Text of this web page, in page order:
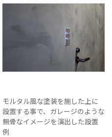
モルタル風な塗装を施した上に
設置する事で、ガレージのような
無骨なイメージを演出した設置
例